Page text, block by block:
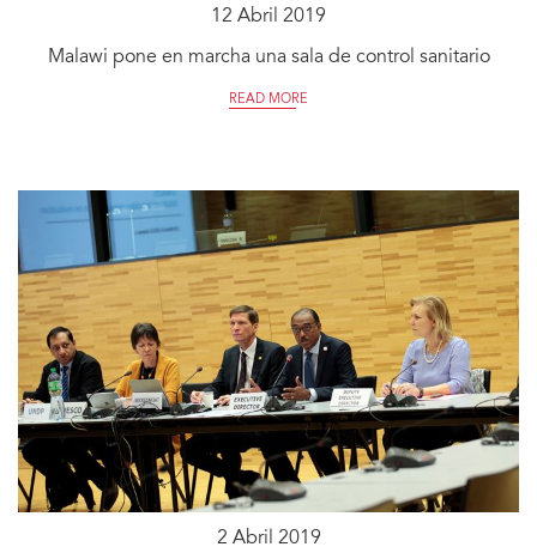
12 Abril 2019
Malawi pone en marcha una sala de control sanitario
READ MORE
2 Abril 2019